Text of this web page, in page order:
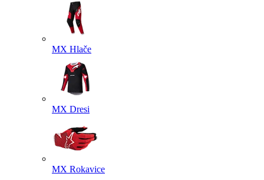
MX Hlače
MX Dresi
MX Rokavice